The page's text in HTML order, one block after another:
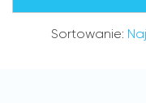
Sortowanie: